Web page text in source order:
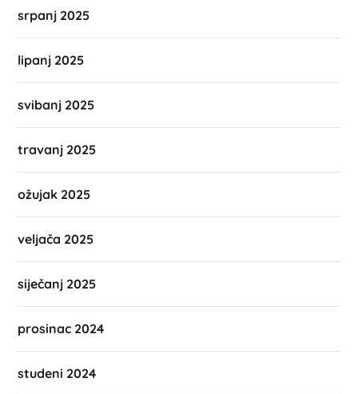
srpanj 2025
lipanj 2025
svibanj 2025
travanj 2025
ožujak 2025
veljača 2025
siječanj 2025
prosinac 2024
studeni 2024